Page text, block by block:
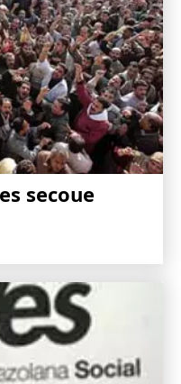
secoue